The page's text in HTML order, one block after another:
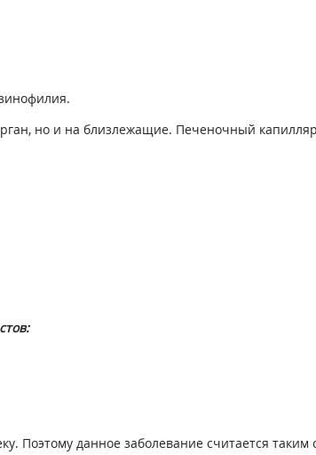
но и на близлежащие. Печеночный
Поэтому данное заболевание считается